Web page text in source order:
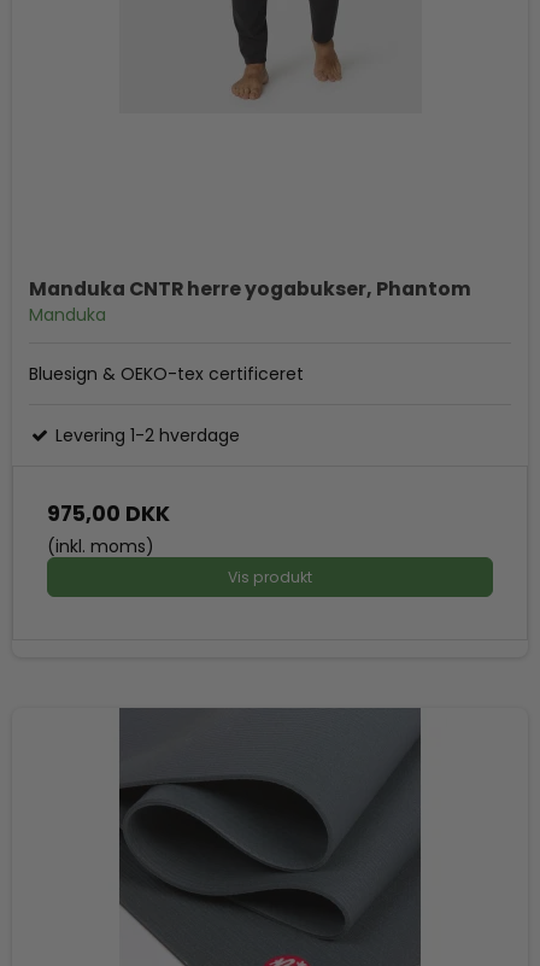
Manduka CNTR herre yogabukser, Phantom
Manduka
Bluesign & OEKO-tex certificeret
Levering 1-2 hverdage
975,00 DKK
(inkl. moms)
Vis produkt